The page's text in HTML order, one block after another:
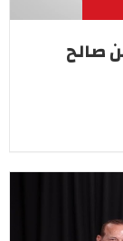
صالح